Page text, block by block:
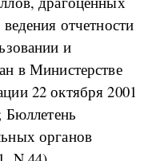
отчетности
и
в Министерстве
22 октября 2001
Бюллетень
органов